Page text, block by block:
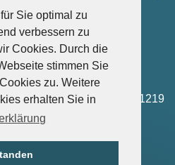
Sie optimal zu
verbessern zu
Cookies. Durch die
stimmen Sie
zu. Weitere
erhalten Sie in
Links
102, 28203 Bremen
| Fax: +49 – (0)421-4166 1219
bremen.de
Bremen